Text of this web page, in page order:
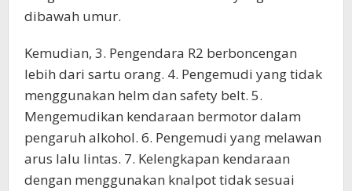
dibawah umur.
Kemudian, 3. Pengendara R2 berboncengan
lebih dari sartu orang. 4. Pengemudi yang tidak
menggunakan helm dan safety belt. 5.
Mengemudikan kendaraan bermotor dalam
pengaruh alkohol. 6. Pengemudi yang melawan
arus lalu lintas. 7. Kelengkapan kendaraan
dengan menggunakan knalpot tidak sesuai